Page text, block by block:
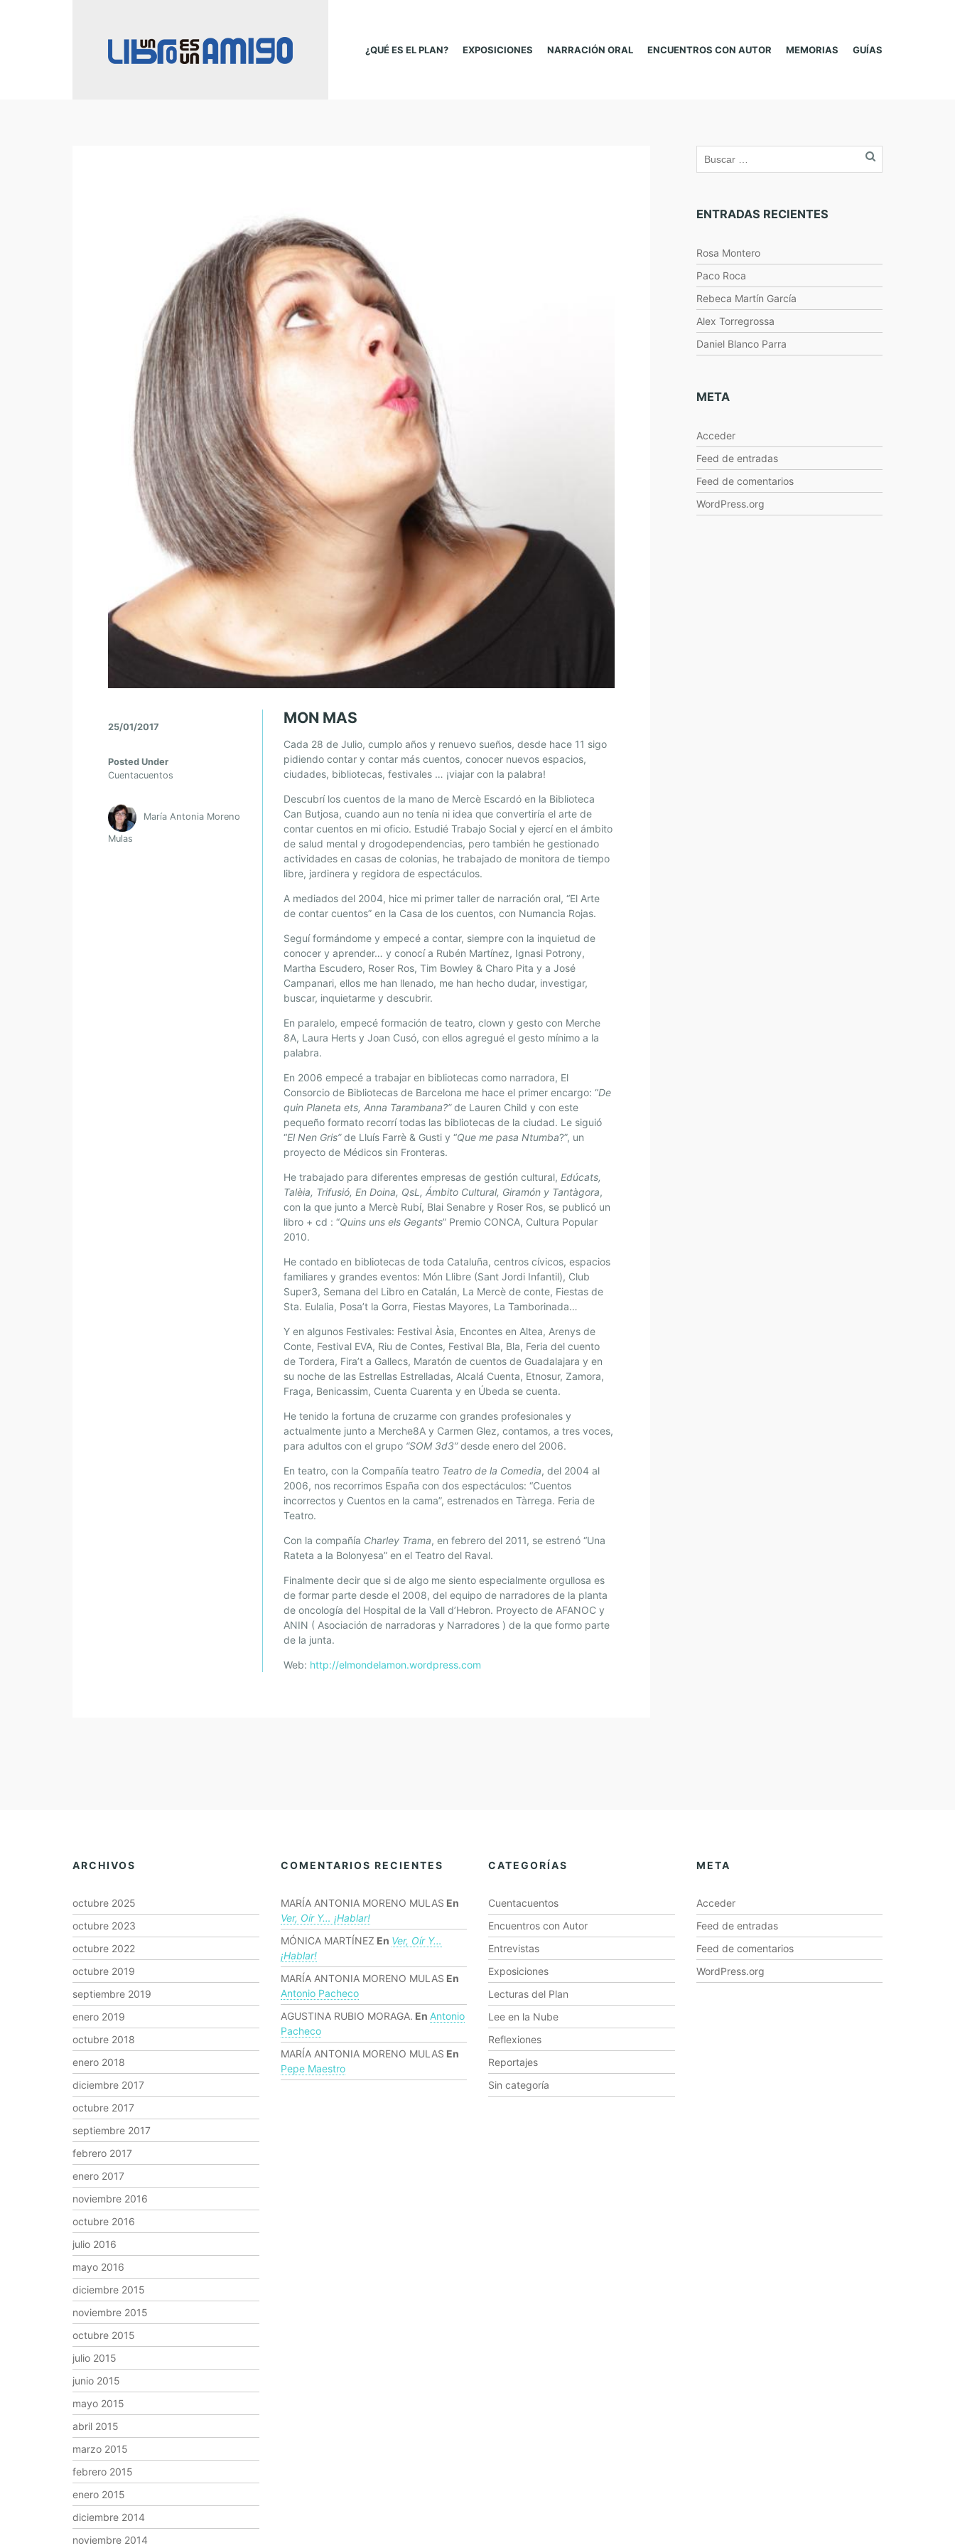
¿QUÉ ES EL PLAN? EXPOSICIONES NARRACIÓN ORAL ENCUENTROS CON AUTOR MEMORIAS GUÍAS
MON MAS
Cada 28 de Julio, cumplo años y renuevo sueños, desde hace 11 sigo
pidiendo contar y contar más cuentos, conocer nuevos espacios,
ciudades, bibliotecas, festivales … ¡viajar con la palabra!
Descubrí los cuentos de la mano de Mercè Escardó en la Biblioteca
Can Butjosa, cuando aun no tenía ni idea que convertiría el arte de
contar cuentos en mi oficio. Estudié Trabajo Social y ejercí en el ámbito
de salud mental y drogodependencias, pero también he gestionado
actividades en casas de colonias, he trabajado de monitora de tiempo
libre, jardinera y regidora de espectáculos.
A mediados del 2004, hice mi primer taller de narración oral, “El Arte
de contar cuentos” en la Casa de los cuentos, con Numancia Rojas.
Seguí formándome y empecé a contar, siempre con la inquietud de
conocer y aprender… y conocí a Rubén Martínez, Ignasi Potrony,
Martha Escudero, Roser Ros, Tim Bowley & Charo Pita y a José
Campanari, ellos me han llenado, me han hecho dudar, investigar,
buscar, inquietarme y descubrir.
En paralelo, empecé formación de teatro, clown y gesto con Merche
8A, Laura Herts y Joan Cusó, con ellos agregué el gesto mínimo a la
palabra.
En 2006 empecé a trabajar en bibliotecas como narradora, El
Consorcio de Bibliotecas de Barcelona me hace el primer encargo: “De
quin Planeta ets, Anna Tarambana?”de Lauren Child y con este
pequeño formato recorrí todas las bibliotecas de la ciudad. Le siguió
“El Nen Gris”de Lluís Farrè & Gusti y “Que me pasa Ntumba?”, un
proyecto de Médicos sin Fronteras.
He trabajado para diferentes empresas de gestión cultural,Edúcats,
Talèia, Trifusió, En Doina, QsL, Ámbito Cultural, Giramón y Tantàgora,
con la que junto a Mercè Rubí, Blai Senabre y Roser Ros, se publicó un
libro + cd : “Quins uns els Gegants” Premio CONCA, Cultura Popular
2010.
He contado en bibliotecas de toda Cataluña, centros cívicos, espacios
familiares y grandes eventos: Món Llibre (Sant Jordi Infantil), Club
Super3, Semana del Libro en Catalán, La Mercè de conte, Fiestas de
Sta. Eulalia, Posa’t la Gorra, Fiestas Mayores, La Tamborinada…
Y en algunos Festivales: Festival Àsia, Encontes en Altea, Arenys de
Conte, Festival EVA, Riu de Contes, Festival Bla, Bla, Feria del cuento
de Tordera, Fira’t a Gallecs, Maratón de cuentos de Guadalajara y en
su noche de las Estrellas Estrelladas, Alcalá Cuenta, Etnosur, Zamora,
Fraga, Benicassim, Cuenta Cuarenta y en Úbeda se cuenta.
He tenido la fortuna de cruzarme con grandes profesionales y
actualmente junto a Merche8A y Carmen Glez, contamos, a tres voces,
para adultos con el grupo “SOM 3d3”desde enero del 2006.
En teatro, con la Compañía teatro Teatro de la Comedia, del 2004 al
2006, nos recorrimos España con dos espectáculos: “Cuentos
incorrectos y Cuentos en la cama”, estrenados en Tàrrega. Feria de
Teatro.
Con la compañía Charley Trama, en febrero del 2011, se estrenó “Una
Rateta a la Bolonyesa” en el Teatro del Raval.
Finalmente decir que si de algo me siento especialmente orgullosa es
de formar parte desde el 2008, del equipo de narradores de la planta
de oncología del Hospital de la Vall d’Hebron. Proyecto de AFANOC y
ANIN ( Asociación de narradoras y Narradores ) de la que formo parte
de la junta.
Web: http://elmondelamon.wordpress.com
25/01/2017
Posted Under
Cuentacuentos
María Antonia Moreno
Mulas
ENTRADAS RECIENTES
Rosa Montero
Paco Roca
Rebeca Martín García
Alex Torregrossa
Daniel Blanco Parra
META
Acceder
Feed de entradas
Feed de comentarios
WordPress.org
ARCHIVOS
octubre 2025
octubre 2023
octubre 2022
octubre 2019
septiembre 2019
enero 2019
octubre 2018
enero 2018
diciembre 2017
octubre 2017
septiembre 2017
febrero 2017
enero 2017
noviembre 2016
octubre 2016
julio 2016
mayo 2016
diciembre 2015
noviembre 2015
octubre 2015
julio 2015
junio 2015
mayo 2015
abril 2015
marzo 2015
febrero 2015
enero 2015
diciembre 2014
noviembre 2014
COMENTARIOS RECIENTES
MARÍA ANTONIA MORENO MULAS En
Ver, Oír Y… ¡hablar!
MÓNICA MARTÍNEZ En Ver, Oír Y…
¡hablar!
MARÍA ANTONIA MORENO MULAS En
Antonio Pacheco
AGUSTINA RUBIO MORAGA. En Antonio
Pacheco
MARÍA ANTONIA MORENO MULAS En
Pepe Maestro
CATEGORÍAS
Cuentacuentos
Encuentros con Autor
Entrevistas
Exposiciones
Lecturas del Plan
Lee en la Nube
Reflexiones
Reportajes
Sin categoría
META
Acceder
Feed de entradas
Feed de comentarios
WordPress.org